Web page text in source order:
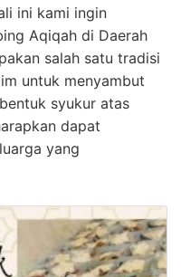
ini kami ingin
Aqiqah di Daerah
salah satu tradisi
untuk menyambut
syukur atas
dapat
yang